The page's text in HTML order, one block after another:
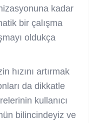
kadar
bir çalışma
oldukça
hızını artırmak
da dikkatle
kullanıcı
bilincindeyiz ve